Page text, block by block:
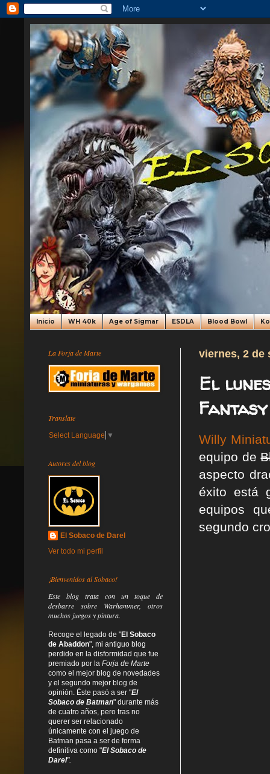
Inicio WH 40k Age of Sigmar ESDLA Blood Bowl
viernes, 2 de
El
Willy
equipo de
aspecto
éxito está
equipos
segundo
La Forja de Marte
Translate
Select Language ▼
Autores del blog
El Sobaco de Darel
Ver todo mi perfil
¡Bienvenidos al Sobaco!
Este blog trata con un toque de
desbarre sobre Warhammer, otros
muchos juegos y pintura.
Recoge el legado de "El Sobaco
de Abaddon", mi antiguo blog
perdido en la disformidad que fue
premiado por la Forja de Marte
como el mejor blog de novedades
y el segundo mejor blog de
opinión. Éste pasó a ser "El
Sobaco de Batman" durante más
de cuatro años, pero tras no
querer ser relacionado
únicamente con el juego de
Batman pasa a ser de forma
definitiva como "El Sobaco de
Darel".